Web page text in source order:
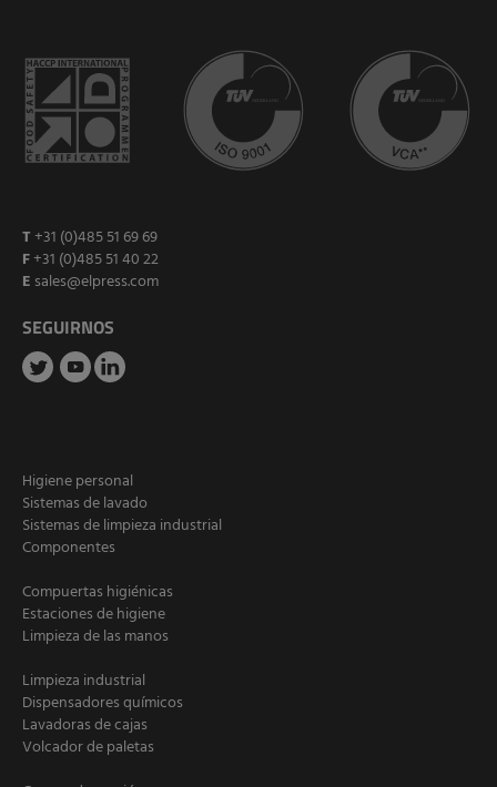
T +31 (0)485 51 69 69
F+31 (0)485 51 40 22
E sales@elpress.com
SEGUIRNOS
Higiene personal
Sistemas de lavado
Sistemas de limpieza industrial
Componentes
Compuertas higiénicas
Estaciones de higiene
Limpieza de las manos
Limpieza industrial
Dispensadores químicos
Lavadoras de cajas
Volcador de paletas